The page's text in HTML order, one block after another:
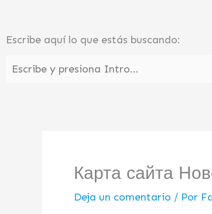
contenido
Escribe aquí lo que estás buscando:
Карта сайта
Deja un comentario / Por